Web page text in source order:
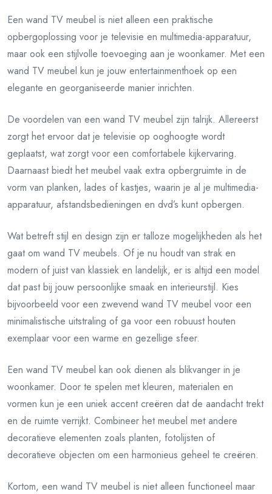
Een wand TV meubel is niet alleen een praktische
opbergoplossing voor je televisie en multimedia-apparatuur,
maar ook een stijlvolle toevoeging aan je woonkamer. Met een
wand TV meubel kun je jouw entertainmenthoek op een
elegante en georganiseerde manier inrichten.
De voordelen van een wand TV meubel zijn talrijk. Allereerst
zorgt het ervoor dat je televisie op ooghoogte wordt
geplaatst, wat zorgt voor een comfortabele kijkervaring.
Daarnaast biedt het meubel vaak extra opbergruimte in de
vorm van planken, lades of kastjes, waarin je al je multimedia-
apparatuur, afstandsbedieningen en dvd’s kunt opbergen.
Wat betreft stijl en design zijn er talloze mogelijkheden als het
gaat om wand TV meubels. Of je nu houdt van strak en
modern of juist van klassiek en landelijk, er is altijd een model
dat past bij jouw persoonlijke smaak en interieurstijl. Kies
bijvoorbeeld voor een zwevend wand TV meubel voor een
minimalistische uitstraling of ga voor een robuust houten
exemplaar voor een warme en gezellige sfeer.
Een wand TV meubel kan ook dienen als blikvanger in je
woonkamer. Door te spelen met kleuren, materialen en
vormen kun je een uniek accent creëren dat de aandacht trekt
en de ruimte verrijkt. Combineer het meubel met andere
decoratieve elementen zoals planten, fotolijsten of
decoratieve objecten om een harmonieus geheel te creëren.
Kortom, een wand TV meubel is niet alleen functioneel maar